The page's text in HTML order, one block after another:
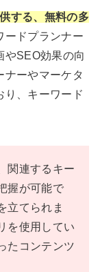
する、無料の多
ードプランナー
やSEO効果の向
ナーやマーケタ
り、キーワード
関連するキー
握が可能で
立てられま
を使用してい
たコンテンツ